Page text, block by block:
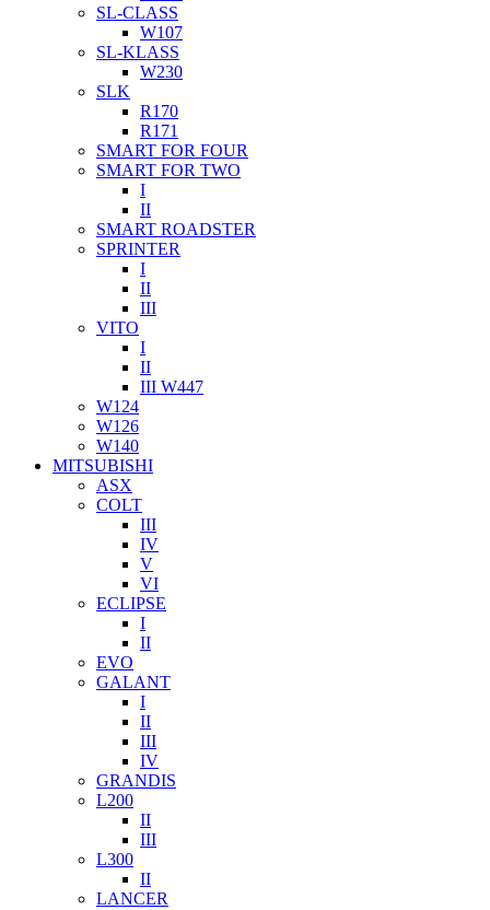
SL-CLASS
W107
SL-KLASS
W230
SLK
R170
R171
SMART FOR FOUR
SMART FOR TWO
I
II
SMART ROADSTER
SPRINTER
I
II
III
VITO
I
II
III W447
W124
W126
W140
MITSUBISHI
ASX
COLT
III
IV
V
VI
ECLIPSE
I
II
EVO
GALANT
I
II
III
IV
GRANDIS
L200
II
III
L300
II
LANCER